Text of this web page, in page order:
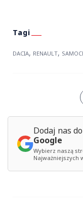
DACIA, RENAULT,
Dodaj nas do
Google
Wybierz naszą
Najważniejszych